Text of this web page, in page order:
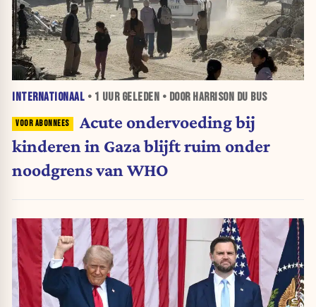
INTERNATIONAAL • 1 UURGELEDEN • DOOR HARRISON DU BUS
Acute ondervoeding bij
kinderen in Gaza blijft ruim onder
noodgrens van WHO